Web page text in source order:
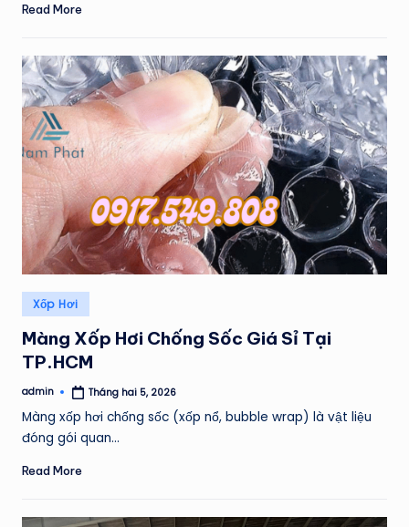
Read More
Posted
in
Xốp Hơi
Màng Xốp Hơi Chống Sốc Giá Sỉ Tại
TP.HCM
Posted
admin Tháng hai 5, 2026
Màng xốp hơi chống sốc (xốp nổ, bubble wrap) là vật liệu
đóng gói quan…
Read More